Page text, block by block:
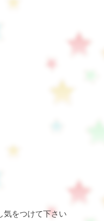
気をつけて下さい